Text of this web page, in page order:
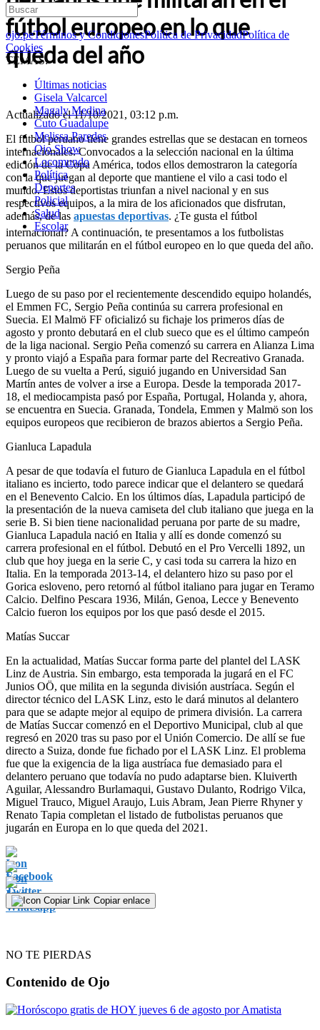
ojo.peTérminos y CondicionesPolítica de PrivacidadPolítica de
Cookies
TEMAS:
Últimas noticias
Gisela Valcarcel
Magaly Medina
Cuto Guadalupe
Melissa Paredes
Ojo Show
Locomundo
Política
Deportes
Policial
Salud
Escolar
fútbol europeo en lo que
queda del año
Actualizado el 11/10/2021, 03:12 p.m.
El fútbol peruano tiene grandes estrellas que se destacan en torneos
internacionales. Convocados a la selección nacional en la última
edición de la Copa América, todos ellos demostraron la categoría
con la que juegan al deporte que mantiene el vilo a casi todo el
mundo. Estos deportistas triunfan a nivel nacional y en sus
respectivos equipos, a la mira de los aficionados que disfrutan,
además, de las apuestas deportivas. ¿Te gusta el fútbol
internacional? A continuación, te presentamos a los futbolistas
peruanos que militarán en el fútbol europeo en lo que queda del año.
Sergio Peña
Luego de su paso por el recientemente descendido equipo holandés,
el Emmen FC, Sergio Peña continúa su carrera profesional en
Suecia. El Malmö FF oficializó su fichaje los primeros días de
agosto y pronto debutará en el club sueco que es el último campeón
de la liga nacional. Sergio Peña comenzó su carrera en Alianza Lima
y pronto viajó a España para formar parte del Recreativo Granada.
Luego de su vuelta a Perú, siguió jugando en Universidad San
Martín antes de volver a irse a Europa. Desde la temporada 2017-
18, el mediocampista pasó por España, Portugal, Holanda y, ahora,
se encuentra en Suecia. Granada, Tondela, Emmen y Malmö son los
equipos europeos que recibieron de brazos abiertos a Sergio Peña.
Gianluca Lapadula
A pesar de que todavía el futuro de Gianluca Lapadula en el fútbol
italiano es incierto, todo parece indicar que el delantero se quedará
en el Benevento Calcio. En los últimos días, Lapadula participó de
la presentación de la nueva camiseta del club italiano que juega en la
serie B. Si bien tiene nacionalidad peruana por parte de su madre,
Gianluca Lapadula nació en Italia y allí es donde comenzó su
carrera profesional en el fútbol. Debutó en el Pro Vercelli 1892, un
club que hoy juega en la serie C, y casi toda su carrera la hizo en
Italia. En la temporada 2013-14, el delantero hizo su paso por el
Gorica esloveno, pero retornó al fútbol italiano para jugar en Teramo
Calcio. Delfino Pescara 1936, Milán, Genoa, Lecce y Benevento
Calcio fueron los equipos por los que pasó desde el 2015.
Matías Succar
En la actualidad, Matías Succar forma parte del plantel del LASK
Linz de Austria. Sin embargo, esta temporada la jugará en el FC
Junios OÖ, que milita en la segunda división austríaca. Según el
director técnico del LASK Linz, esto le dará minutos al delantero
para que se adapte mejor al equipo de primera división. La carrera
de Matías Succar comenzó en el Deportivo Municipal, club al que
regresó en 2020 tras su paso por el Unión Comercio. De allí se fue
directo a Suiza, donde fue fichado por el LASK Linz. El problema
fue que la exigencia de la liga austríaca fue demasiado para el
delantero peruano que todavía no pudo adaptarse bien. Kluiverth
Aguilar, Alessandro Burlamaqui, Gustavo Dulanto, Rodrigo Vilca,
Miguel Trauco, Miguel Araujo, Luis Abram, Jean Pierre Rhyner y
Renato Tapia completan el listado de futbolistas peruanos que
jugarán en Europa en lo que queda del 2021.
Copiar enlace
NO TE PIERDAS
Contenido de Ojo